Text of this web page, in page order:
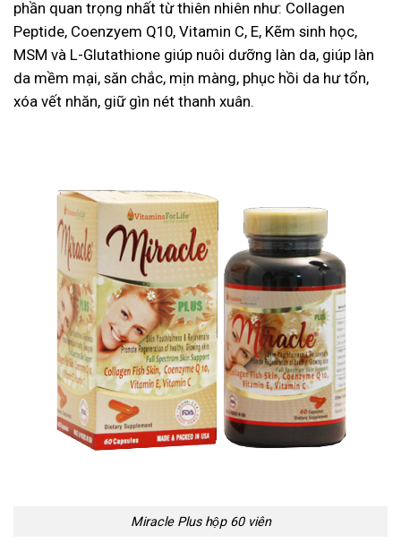
phần quan trọng nhất từ thiên nhiên như: Collagen
Peptide, Coenzyem Q10, Vitamin C, E, Kẽm sinh học,
MSM và L-Glutathione giúp nuôi dưỡng làn da, giúp làn
da mềm mại, săn chắc, mịn màng, phục hồi da hư tổn,
xóa vết nhăn, giữ gìn nét thanh xuân.
Miracle Plus hộp 60 viên